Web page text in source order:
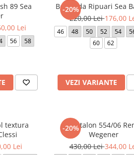
89 Sea
Lei
56 58
-20%
Bermuda Ripuari Sea
220,00 Lei176,00
46 48 50 52 54
60
62
VEZI VARIANTE
textura
Lei
-20%
Pantalon 554/06
Wegener
430,00 Lei344,00